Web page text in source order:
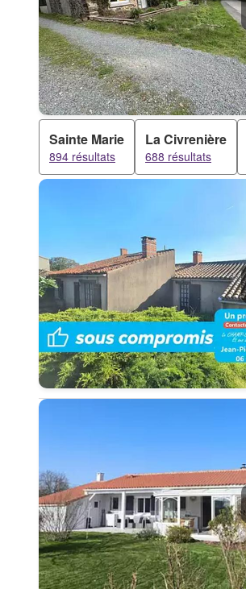
Sainte Marie
894 résultats
La Civrenière
688 résultats